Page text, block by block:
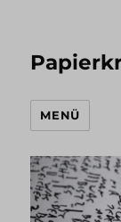
MENÜ